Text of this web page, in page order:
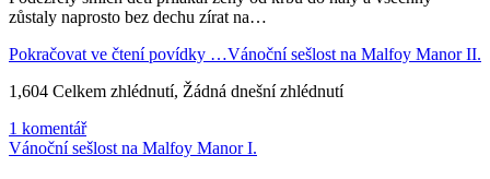
zůstaly naprosto bez dechu zírat na…
Pokračovat ve čtení povídky …Vánoční sešlost na Malfoy Manor II.
1,604 Celkem zhlédnutí, Žádná dnešní zhlédnutí
1 komentář
Vánoční sešlost na Malfoy Manor I.